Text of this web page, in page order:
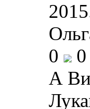
0
0
А Ви